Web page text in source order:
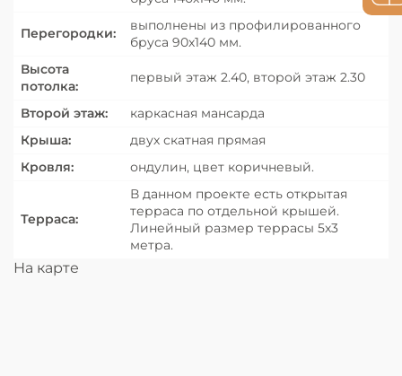
Перегородки:
выполнены из профилированного
бруса 90х140 мм.
Высота
потолка:
первый этаж 2.40, второй этаж 2.30
Второй этаж:
каркасная мансарда
Крыша:
двух скатная прямая
Кровля:
ондулин, цвет коричневый.
Терраса:
В данном проекте есть открытая
терраса по отдельной крышей.
Линейный размер террасы 5х3
метра.
На карте